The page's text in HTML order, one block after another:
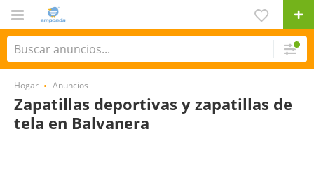
Hogar Anuncios
Zapatillas deportivas y zapatillas de
tela en Balvanera